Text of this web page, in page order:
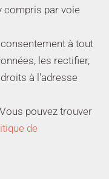
compris par voie
à tout
les rectifier,
à l'adresse
Vous pouvez trouver
de